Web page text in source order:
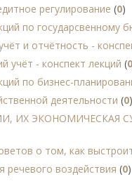
регулирование (0)
по государсвенному
и отчётность -
учёт - конспект лекций (0
по бизнес-
деятельности (0)
ИХ ЭКОНОМИЧЕСКАЯ
о том, как
речевого воздействия (0)